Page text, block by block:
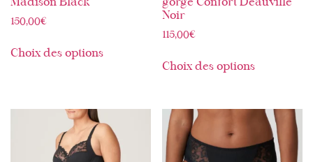
Madison Black
150,00€
Choix des options
gorge Confort Deauville
Noir
115,00€
Choix des options